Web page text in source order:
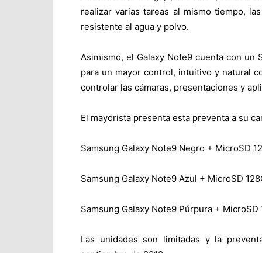
realizar varias tareas al mismo tiempo,
resistente al agua y polvo.
Asimismo, el Galaxy Note9 cuenta con un
para un mayor control, intuitivo y natural
controlar las cámaras, presentaciones y
El mayorista presenta esta preventa a su
Samsung Galaxy Note9 Negro + MicroSD
Samsung Galaxy Note9 Azul + MicroSD
Samsung Galaxy Note9 Púrpura +
Las unidades son limitadas y la